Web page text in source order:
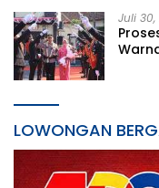
Juli 30,
LOWONGAN